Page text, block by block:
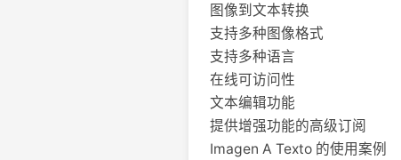
图像到文本转换
支持多种图像格式
支持多种语言
在线可访问性
文本编辑功能
提供增强功能的高级订阅
Imagen A Texto 的使用案例